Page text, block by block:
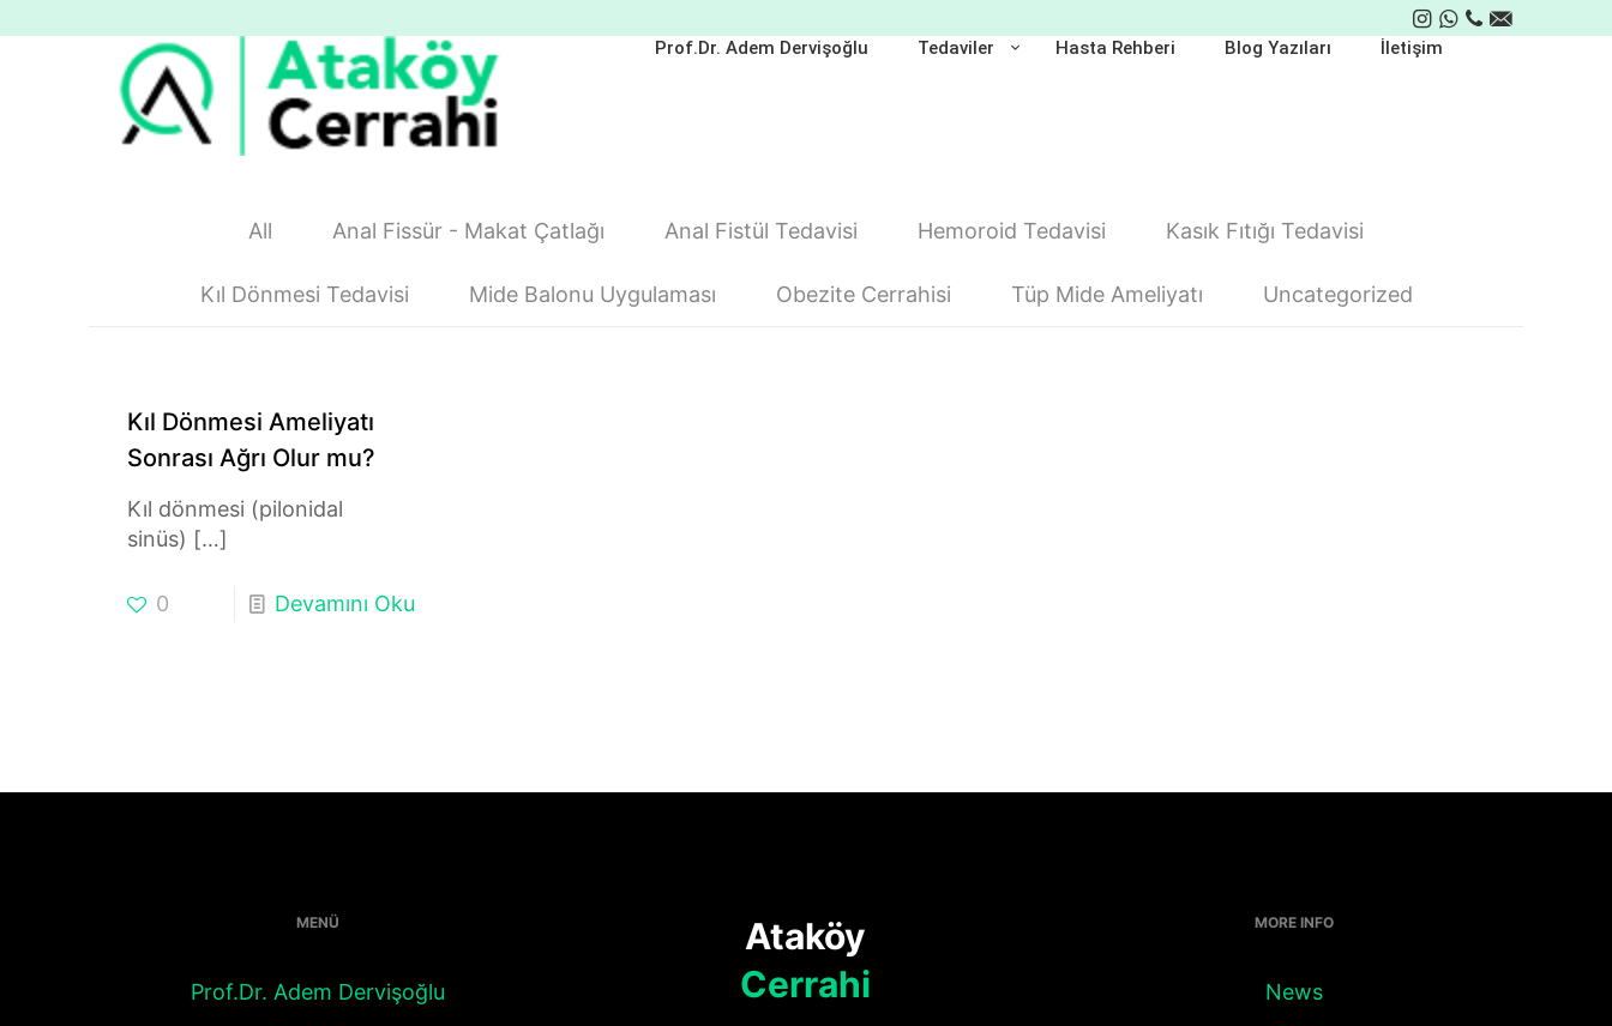
Prof.Dr. Adem Dervişoğlu Tedaviler Hasta Rehberi Blog Yazıları İletişim
All Anal Fissür - Makat Çatlağı Anal Fistül Tedavisi Hemoroid Tedavisi Kasık Fıtığı Tedavisi
Kıl Dönmesi Tedavisi Mide Balonu Uygulaması Obezite Cerrahisi Tüp Mide Ameliyatı Uncategorized
Kıl Dönmesi Ameliyatı
Sonrası Ağrı Olur mu?
Kıl dönmesi (pilonidal
sinüs) […]
0 Devamını Oku
MENÜ
Prof.Dr. Adem Dervişoğlu
Ataköy
Cerrahi
MORE INFO
News